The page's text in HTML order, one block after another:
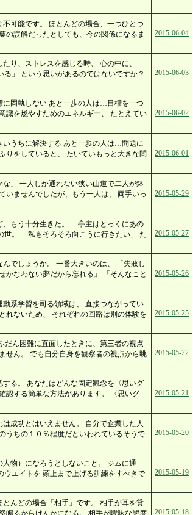
可能です。 ほとんどの場合、一つひとつ
の誤解だったとしても、今の関係になるま
2015-06-04
り、ストレスを感じる時、 心の中に、
る」 という思いがあるのではないですか？
2015-06-03
固執しない あと一歩の人は…目標を一つ
識を燃やすためのエネルギー、 たとえてい
2015-06-02
うちに解決する あと一歩の人は…問題に
りをしていると、 たいていもっと大きな問
2015-06-01
」 一人しか通れない狭い山道で二人が鉢
いませんでしたが、もう一人は、 両手いっ
2015-05-29
、もう十分生きた。 亭主はとっくにあの
世。 私もそろそろ向こうに行きたい」 た
2015-05-27
でしょうか。 一番大きいのは、 「失敗し
かなわない夢だから忘れる」 「そんなこと
2015-05-26
系学習を司る領域は、 直接つながってい
れないため、 それぞれの回路は別の体験を
2015-05-25
だん困難に直面したときに、第三者の視点
せん。 でも自分自身を観察者の視点から眺
2015-05-22
る。 あなたはどんな固定観念を〈思いグ
認する簡単な方法があります。 〈思いグ
2015-05-21
成功とはいえません。 自分で企業した人
うちの１０％程度だといわれているそうで
2015-05-20
物）になろうとしないこと。 ジムに通
ウエイトを 頭上まで上げる訓練をすべきで
2015-05-19
んどの場合「相手」です。 相手が耳を貸
鳴るからけんかになる。 相手が曖昧な態度
2015-05-18